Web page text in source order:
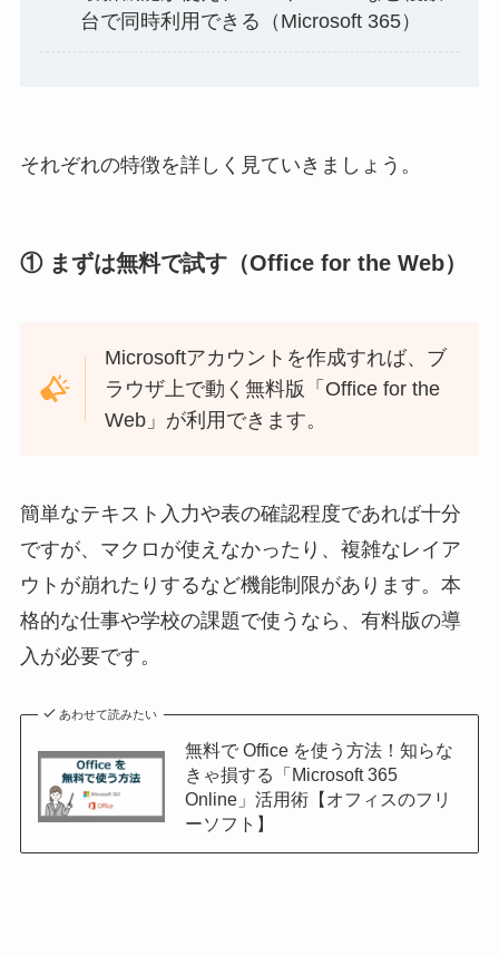
台で同時利用できる（Microsoft 365）
それぞれの特徴を詳しく見ていきましょう。
① まずは無料で試す（Office for the Web）
Microsoftアカウントを作成すれば、ブ
ラウザ上で動く無料版「Office for the
Web」が利用できます。
簡単なテキスト入力や表の確認程度であれば十分
ですが、マクロが使えなかったり、複雑なレイア
ウトが崩れたりするなど機能制限があります。本
格的な仕事や学校の課題で使うなら、有料版の導
入が必要です。
あわせて読みたい
無料で Office を使う方法！知らな
きゃ損する「Microsoft 365
Online」活用術【オフィスのフリ
ーソフト】